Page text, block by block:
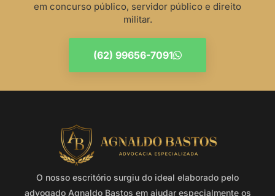
em concurso público, servidor público e direito
militar.
(62) 99656-7091
O nosso escritório surgiu do ideal elaborado pelo
advogado Agnaldo Bastos em ajudar especialmente os